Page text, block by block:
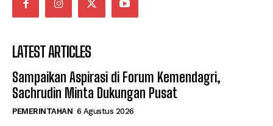
LATEST ARTICLES
Sampaikan Aspirasi di Forum Kemendagri,
Sachrudin Minta Dukungan Pusat
PEMERINTAHAN 6 Agustus 2026